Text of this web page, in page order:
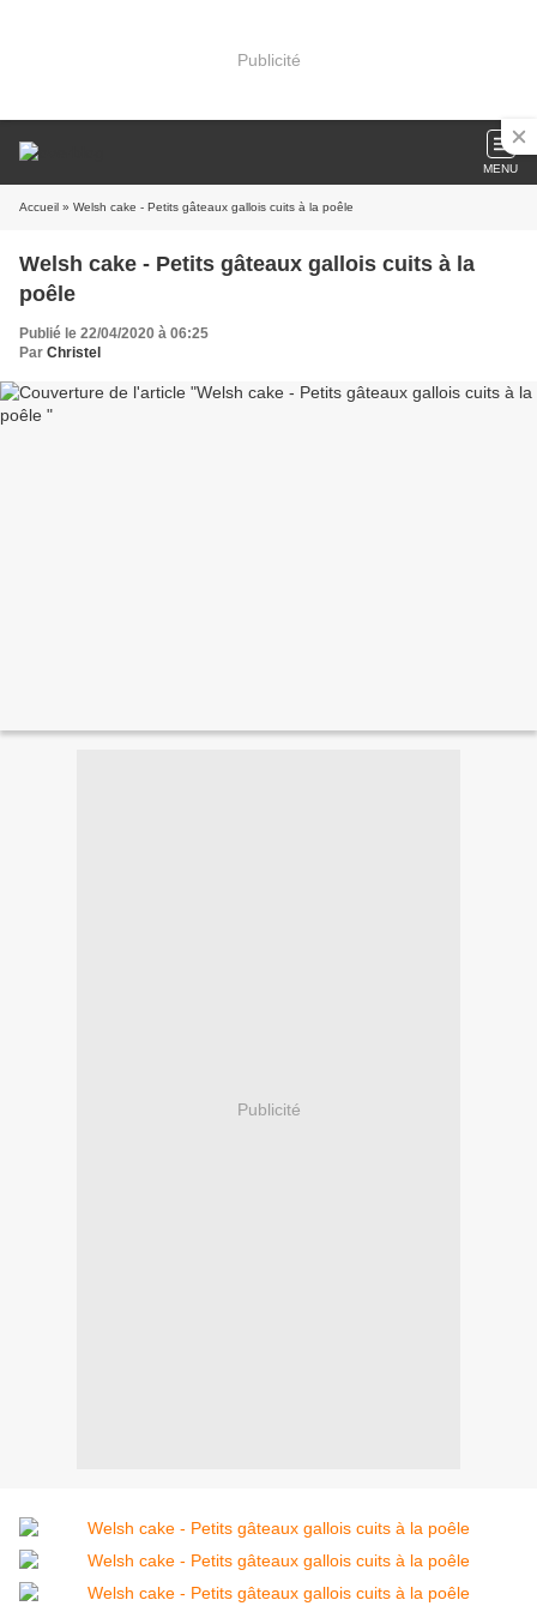
Publicité
MENU
Accueil » Welsh cake - Petits gâteaux gallois cuits à la poêle
Welsh cake - Petits gâteaux gallois cuits à la
poêle
Publié le 22/04/2020 à 06:25
Par Christel
Publicité